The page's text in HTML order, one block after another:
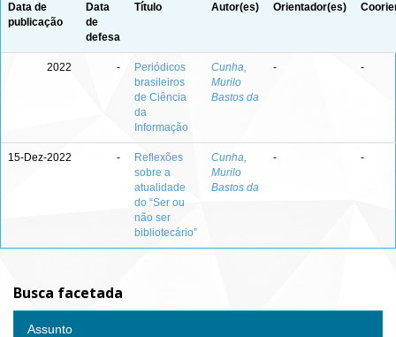
Data de
publicação
Data
de
defesa
Título Autor(es) Orientador(es)
2022 -
Periódicos
brasileiros
de Ciência
da
Informação
Cunha,
Murilo
Bastos da
- -
15-Dez-2022 -
Reflexões
sobre a
atualidade
do “Ser ou
não ser
bibliotecário”
Cunha,
Murilo
Bastos da
- -
Busca facetada
Assunto